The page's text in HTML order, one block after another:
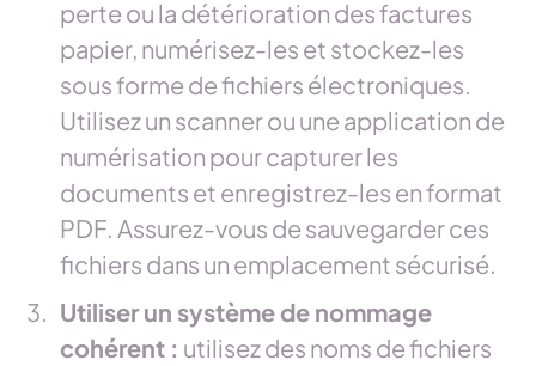
perte ou la détérioration des factures
papier, numérisez-les et stockez-les
sous forme de fichiers électroniques.
Utilisez un scanner ou une application de
numérisation pour capturer les
documents et enregistrez-les en format
PDF. Assurez-vous de sauvegarder ces
fichiers dans un emplacement sécurisé.
Utiliser un système de nommage
cohérent : utilisez des noms de fichiers